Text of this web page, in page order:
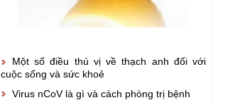
Một số điều thú vị về thạch anh đối với
cuộc sống và sức khoẻ
Virus nCoV là gì và cách phòng trị bệnh